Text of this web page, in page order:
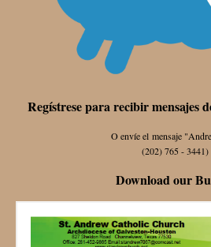
Regístrese para recibir mensajes
O envíe el mensaje
(202) 765 - 3441)
Download our